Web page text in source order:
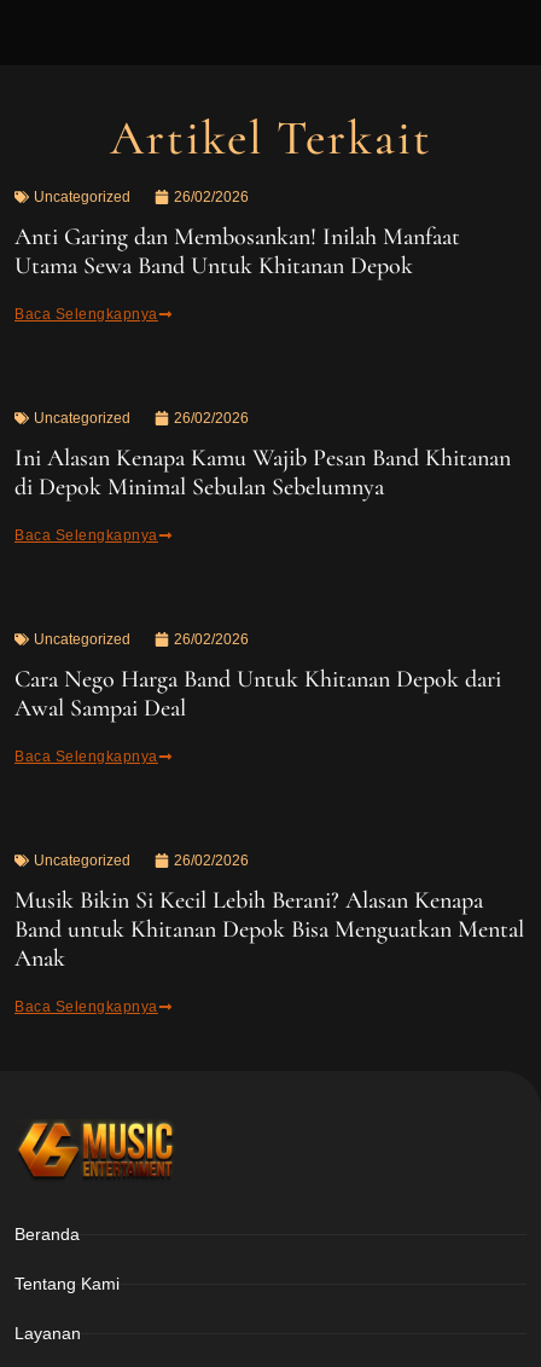
Artikel Terkait
Uncategorized 26/02/2026
Anti Garing dan Membosankan! Inilah Manfaat
Utama Sewa Band Untuk Khitanan Depok
Baca Selengkapnya
Uncategorized 26/02/2026
Ini Alasan Kenapa Kamu Wajib Pesan Band Khitanan
di Depok Minimal Sebulan Sebelumnya
Baca Selengkapnya
Uncategorized 26/02/2026
Cara Nego Harga Band Untuk Khitanan Depok dari
Awal Sampai Deal
Baca Selengkapnya
Uncategorized 26/02/2026
Musik Bikin Si Kecil Lebih Berani? Alasan Kenapa
Band untuk Khitanan Depok Bisa Menguatkan Mental
Anak
Baca Selengkapnya
Beranda
Tentang Kami
Layanan